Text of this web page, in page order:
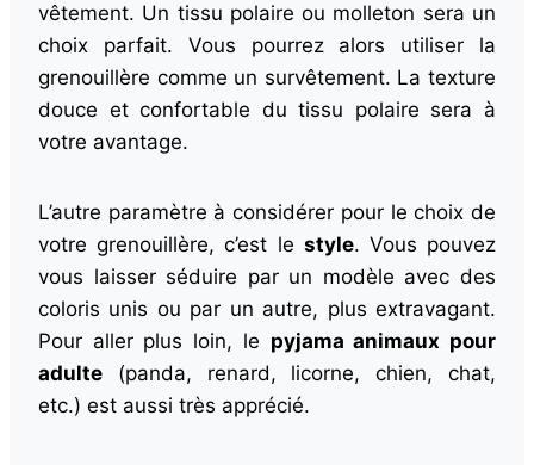
vêtement. Un tissu polaire ou molleton sera un
choix parfait. Vous pourrez alors utiliser la
grenouillère comme un survêtement. La texture
douce et confortable du tissu polaire sera à
votre avantage.
L’autre paramètre à considérer pour le choix de
votre grenouillère, c’est le style. Vous pouvez
vous laisser séduire par un modèle avec des
coloris unis ou par un autre, plus extravagant.
Pour aller plus loin, le pyjama animaux pour
adulte (panda, renard, licorne, chien, chat,
etc.) est aussi très apprécié.